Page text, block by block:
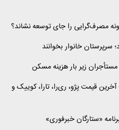
مصرف‌گرایی را جای توسعه نشاند؟
سرپرستان خانوار بخوانند
مستأجران زیر بار هزینه مسکن
قیمت پژو، ری‌را، تارا، کوییک و
«ستارگان خبرفوری»